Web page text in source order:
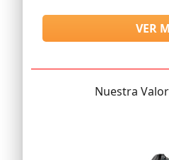
VER
Nuestra